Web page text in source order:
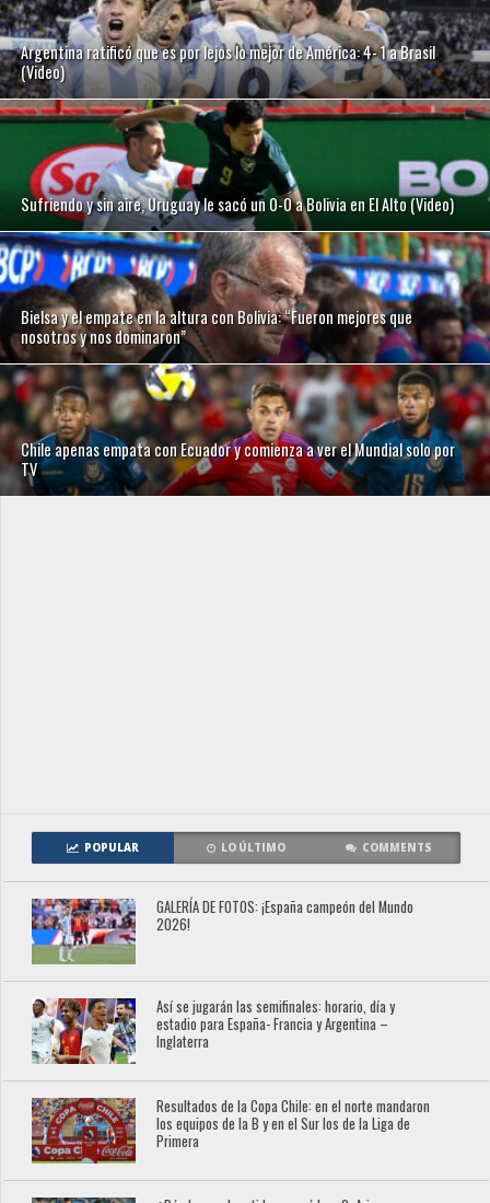
Argentina ratificó que es por lejos lo mejor de América: 4- 1 a Brasil
(Video)
Sufriendo y sin aire, Uruguay le sacó un 0-0 a Bolivia en El Alto (Video)
Bielsa y el empate en la altura con Bolivia: “Fueron mejores que
nosotros y nos dominaron”
Chile apenas empata con Ecuador y comienza a ver el Mundial solo por
TV
POPULAR LO ÚLTIMO COMMENTS
GALERÍA DE FOTOS: ¡España campeón del Mundo
2026!
Así se jugarán las semifinales: horario, día y
estadio para España- Francia y Argentina –
Inglaterra
Resultados de la Copa Chile: en el norte mandaron
los equipos de la B y en el Sur los de la Liga de
Primera